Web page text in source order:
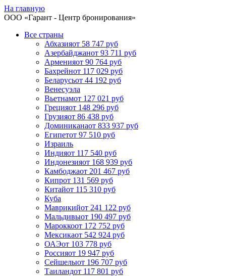
На главную
ООО «Гарант - Центр бронирования»
Все страны
Абхазияот 58 747 руб
Азербайджанот 93 711 руб
Арменияот 90 764 руб
Бахрейнот 117 029 руб
Беларусьот 44 192 руб
Венесуэла
Вьетнамот 127 021 руб
Грецияот 148 296 руб
Грузияот 86 438 руб
Доминиканаот 833 937 руб
Египетот 97 510 руб
Израиль
Индияот 117 540 руб
Индонезияот 168 939 руб
Камбоджаот 201 467 руб
Кипрот 131 569 руб
Китайот 115 310 руб
Куба
Маврикийот 241 122 руб
Мальдивыот 190 497 руб
Мароккоот 172 752 руб
Мексикаот 542 924 руб
ОАЭот 103 778 руб
Россияот 19 947 руб
Сейшелыот 196 707 руб
Таиландот 117 801 руб